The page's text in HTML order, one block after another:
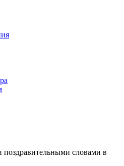
словами в